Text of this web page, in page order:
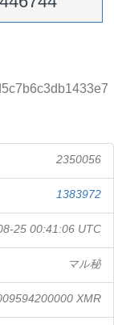
2350056
1383972
25 00:41:06 UTC
マル秘
XMR